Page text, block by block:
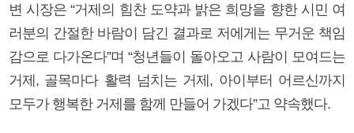
변 시장은 “거제의 힘찬 도약과 밝은 희망을 향한 시민 여
러분의 간절한 바람이 담긴 결과로 저에게는 무거운 책임
감으로 다가온다”며 “청년들이 돌아오고 사람이 모여드는
거제, 골목마다 활력 넘치는 거제, 아이부터 어르신까지
모두가 행복한 거제를 함께 만들어 가겠다”고 약속했다.